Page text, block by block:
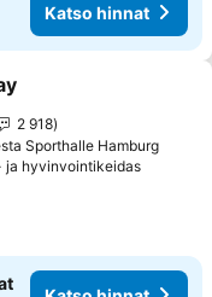
Katso hinnat
2 918
Sporthalle Hamburg
ja hyvinvointikeidasKatso